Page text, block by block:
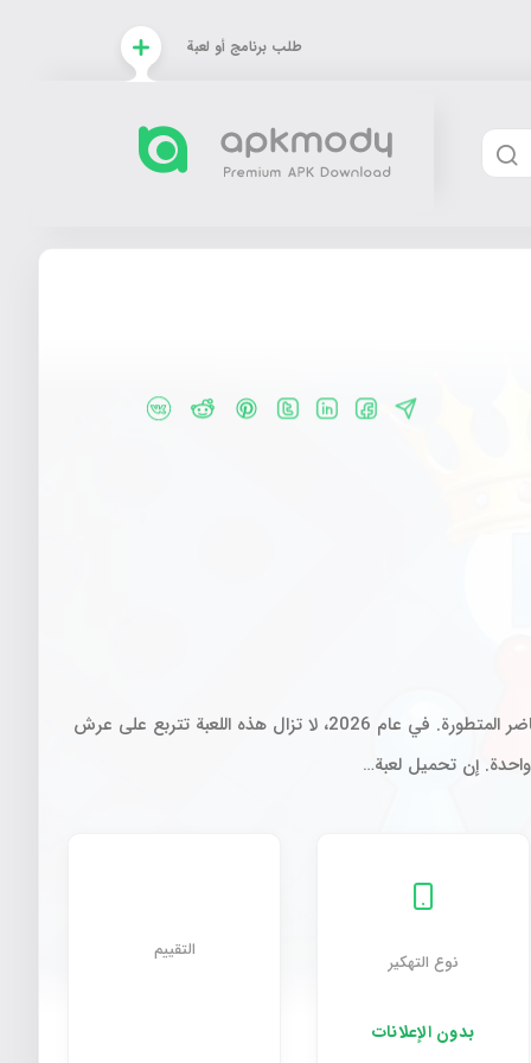
طلب برنامج أو لعبة
LUDO KING مهكرة ظاهرة عالمية أعادت تعريف ألعاب الطاولة الكلاسيكية في العصر الرقمي، حيث نجحت في دمج عبق الماضي بتقنيات الحاضر المتطورة. في عام 2026، لا تزال هذه اللعبة تتربع على عرش
واحدة. إن تحميل لعبة…
نوع التهكير
بدون الإعلانات
التقييم